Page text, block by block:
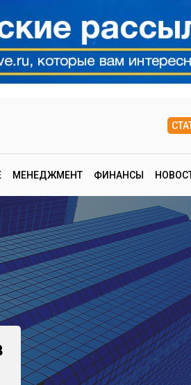
МЕНЕДЖМЕНТ ФИНАНСЫ